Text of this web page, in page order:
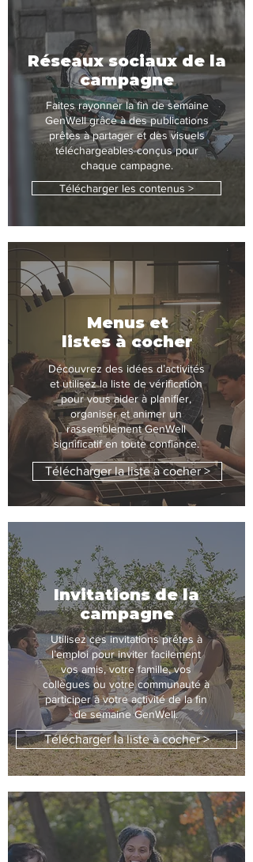
Réseaux sociaux de la
campagne
Faites rayonner la fin de semaine
GenWell grâce à des publications
prêtes à partager et des visuels
téléchargeables conçus pour
chaque campagne.
Télécharger les contenus >
Menus et
listes à cocher
Découvrez des idées d’activités
et utilisez la liste de vérification
pour vous aider à planifier,
organiser et animer un
rassemblement GenWell
significatif en toute confiance.
Télécharger la liste à cocher >
Invitations de la
campagne
Utilisez ces invitations prêtes à
l’emploi pour inviter facilement
vos amis, votre famille, vos
collègues ou votre communauté à
participer à votre activité de la fin
de semaine GenWell.
Télécharger la liste à cocher >